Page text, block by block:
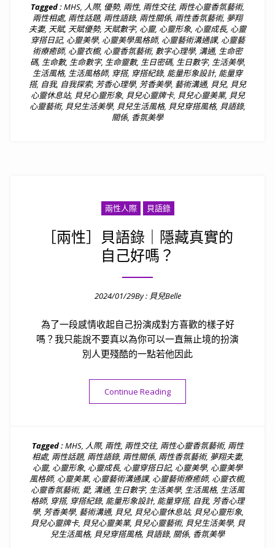
Tagged :MHS, 人際, 優勢, 兩性, 兩性交往, 兩性心靈香氛藝術,
兩性相處, 兩性話題, 兩性語錄, 兩性關係, 兩性香氛藝術, 夢翔
夫妻, 天賦, 天賦優勢, 天賦數字, 心靈, 心靈形象, 心靈成長, 心靈
穿搭日記, 心靈美學, 心靈美學風格師, 心靈藝術溝通課, 心靈藝
術療癒師, 心靈衣櫥, 心靈香氛藝術, 數字心理學, 溝通, 生命密
碼, 生命數, 生命數字, 生命靈數, 生日密碼, 生日數字, 生活美學,
生活風格, 生活風格師, 穿搭, 穿搭紀錄, 能量形象設計, 能量穿
搭, 自我, 自我探索, 芳香心理學, 芳香美學, 藝術溝通, 貝兒, 貝兒
心靈休息站, 貝兒心靈形象, 貝兒心靈牌卡, 貝兒心靈美業, 貝兒
心靈藝術, 貝兒生活美學, 貝兒生活風格, 貝兒穿搭風格, 貝語錄,
關係, 香氛美學
兩性人際 貝語錄
［兩性］貝語錄｜隱藏真實的
自己好嗎？
2024/01/29By : 貝兒Belle
為了一段感情收起自己扮演成對方喜歡的樣子好
嗎？我只能說不要真以為你可以一直無止境的扮演
別人更殘酷的一點若他因此
Continue Reading“［兩性］貝語錄｜隱藏真實
Tagged :MHS, 人際, 兩性, 兩性交往, 兩性心靈香氛藝術, 兩性
相處, 兩性話題, 兩性語錄, 兩性關係, 兩性香氛藝術, 夢翔夫妻,
心靈, 心靈形象, 心靈成長, 心靈穿搭日記, 心靈美學, 心靈美學
風格師, 心靈美業, 心靈藝術溝通課, 心靈藝術療癒師, 心靈衣櫥,
心靈香氛藝術, 愛, 溝通, 生日數字, 生活美學, 生活風格, 生活風
格師, 穿搭, 穿搭紀錄, 能量形象設計, 能量穿搭, 自我, 芳香心理
學, 芳香美學, 藝術溝通, 貝兒, 貝兒心靈休息站, 貝兒心靈形象,
貝兒心靈牌卡, 貝兒心靈美業, 貝兒心靈藝術, 貝兒生活美學, 貝
兒生活風格, 貝兒穿搭風格, 貝語錄, 關係, 香氛美學